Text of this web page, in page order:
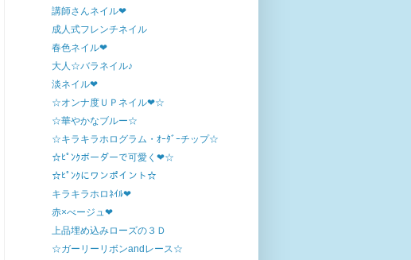
講師さんネイル❤
成人式フレンチネイル
春色ネイル❤
大人☆バラネイル♪
淡ネイル❤
☆オンナ度ＵＰネイル❤☆
☆華やかなブルー☆
☆キラキラホログラム・ｵｰﾀﾞｰチップ☆
☆ﾋﾟﾝｸボーダーで可愛く❤☆
☆ﾋﾟﾝｸにワンポイント☆
キラキラホロﾈｲﾙ❤
赤×べージュ❤
上品埋め込みローズの３Ｄ
☆ガーリーリボンandレース☆